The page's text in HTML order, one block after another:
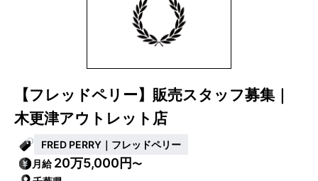
【フレッドペリー】販売スタッフ募集｜
木更津アウトレット店
FRED PERRY｜フレッドペリー
月給20万5,000円〜